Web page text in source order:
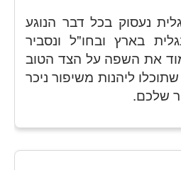
נעסוק בכל דבר הנוגע
בארץ ובחו"ל ונסביר
את השפה על הצד הטוב
ליהנות משיפור ניכר
שלכם.